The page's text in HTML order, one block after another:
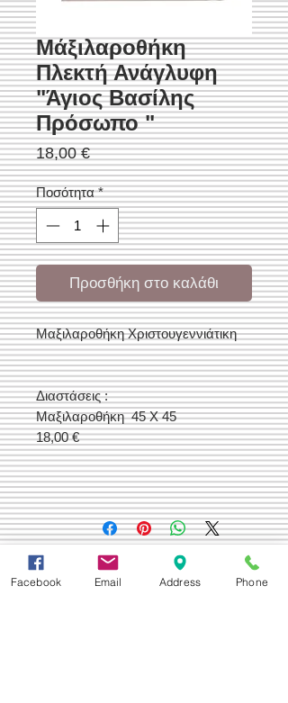
Μάξιλαροθήκη
Πλεκτή Ανάγλυφη
"Άγιος Βασίλης
Πρόσωπο "
18,00 €Τιμή
Ποσότητα *
Προσθήκη στο καλάθι
Μαξιλαροθήκη Χριστουγεννιάτικη
Διαστάσεις :
Μαξιλαροθήκη 45 Χ 45
18,00 €
Δεχόμαστε
Facebook Email Address Phone